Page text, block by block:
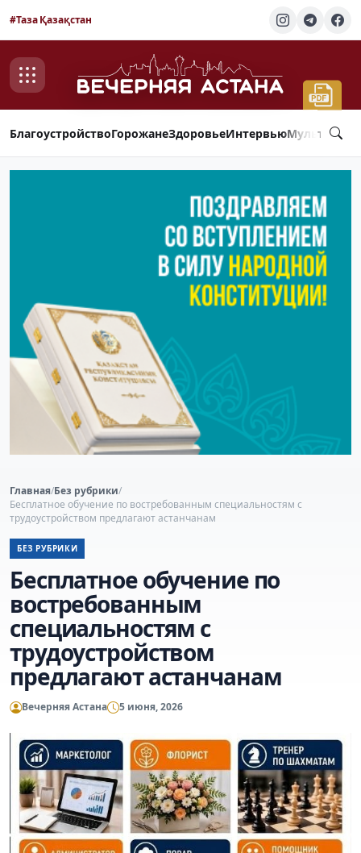
#Таза Қазақстан
БлагоустройствоГорожанеЗдоровьеИнтервью
Главная/Без рубрики/
Бесплатное обучение по востребованным специальностям с
трудоустройством предлагают астанчанам
БЕЗ РУБРИКИ
Бесплатное обучение по
востребованным
специальностям с
трудоустройством
предлагают астанчанам
Вечерняя Астана 5 июня, 2026